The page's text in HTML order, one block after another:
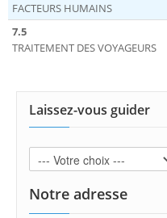
FACTEURS HUMAINS
7.5
TRAITEMENT DES VOYAGEURS
Laissez-vous guider
Notre adresse